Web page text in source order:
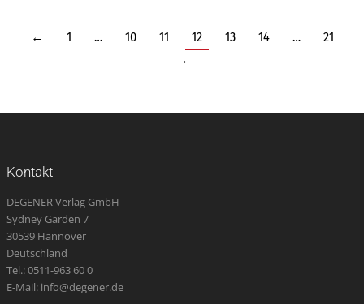
← 1 … 10 11 12 13 14 …
21
→
Kontakt
DEGENER Verlag GmbH
Sydney Garden 7
30539 Hannover
Deutschland
Tel.: 0511-963 60 0
E-Mail: info@degener.de